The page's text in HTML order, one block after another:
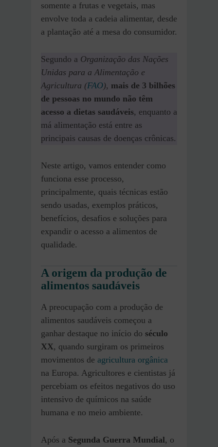
somente a frutas e vegetais, mas
envolve toda a cadeia alimentar, desde
a plantação até a mesa do consumidor.
Segundo a Organização das Nações
Unidas para a Alimentação e
Agricultura (FAO), mais de 3 bilhões
de pessoas no mundo não têm
acesso a dietas saudáveis, enquanto a
má alimentação está entre as
principais causas de doenças crônicas.
Neste artigo, vamos entender como
funciona esse processo,
principalmente, quais técnicas estão
sendo usadas, exemplos práticos,
benefícios, desafios e soluções para
expandir o acesso a alimentos de
qualidade.
A origem da produção de
alimentos saudáveis
A preocupação com a produção de
alimentos saudáveis começou a
ganhar destaque no início do século
XX, quando surgiram os primeiros
movimentos de agricultura orgânica
na Europa. Agricultores e cientistas já
percebiam os efeitos negativos do uso
intensivo de químicos na saúde
humana e no meio ambiente.
Após a Segunda Guerra Mundial, o